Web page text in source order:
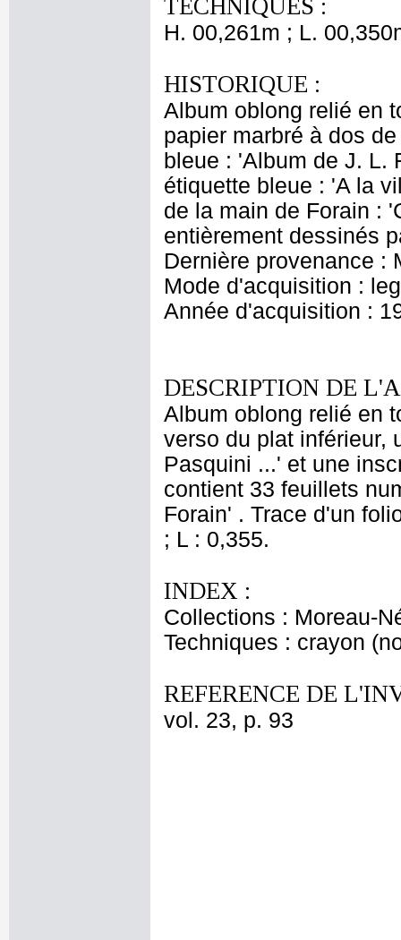
TECHNIQUES :
H. 00,261m ; L.
HISTORIQUE :
Album oblong relié en
papier marbré à dos
bleue : 'Album de J. L.
étiquette bleue : 'A la
de la main de Forain :
entièrement dessinés
Dernière provenance :
Mode d'acquisition :
Année d'acquisition :
DESCRIPTION DE
Album oblong relié en
verso du plat inférieur,
Pasquini ...' et une
contient 33 feuillets
Forain' . Trace d'un
; L : 0,355.
INDEX :
Collections : Moreau-
Techniques : crayon
REFERENCE DE
vol. 23, p. 93